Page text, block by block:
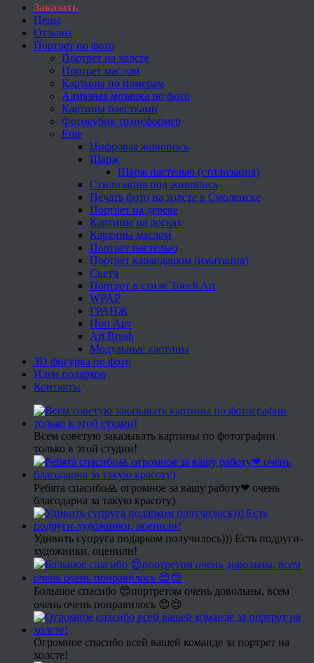
Заказать
Цены
Отзывы
Портрет по фото
Портрет на холсте
Портрет маслом
Картины по номерам
Алмазная мозаика по фото
Картины блестками
Фотокубик трансформер
Еще
Цифровая живопись
Шарж
Шарж пастелью (стилизация)
Стилизация под живопись
Печать фото на холсте в Смоленске
Портрет на дереве
Картины на досках
Картины маслом
Портрет пастелью
Портрет карандашом (имитация)
Скетч
Портрет в стиле Touch Art
WPAP
ГРАНЖ
Поп Арт
Art Brush
Модульные картины
3D фигурка по фото
Идеи подарков
Контакты
Всем советую заказывать картины по фотографии
только в этой студии!
Ребята спасибо🙏 огромное за вашу работу❤ очень
благодарна за такую красоту)
Удивить супруга подарком получилось))) Есть подруги-
художники, оценили!
Большое спасибо 😍портретом очень довольны, всем
очень очень понравилось 😍😍
Огромное спасибо всей вашей команде за портрет на
холсте!